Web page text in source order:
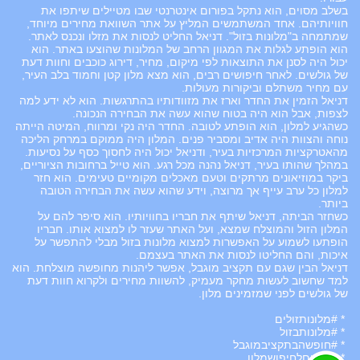
בשלב מסוים, הוא נתקל בפורום אינטרנטי שבו מטיילים שיתפו את
חוויותיהם. אחד המשתמשים המליץ על אתר השוואת מחירים מיוחד,
שמתמחה ב"מלונות בזול". דניאל החליט לנסות את מזלו ונכנס לאתר.
הוא הופתע לגלות את המגוון הרחב של המלונות שהוצעו באתר. הוא
יכול היה לסנן את התוצאות לפי מיקום, מחיר, דירוג כוכבים וחוות דעת
של גולשים. לאחר חיפושים רבים, הוא מצא מלון קטן וחמוד בלב העיר,
עם מחיר משתלם וביקורות מעולות.
דניאל הזמין את החדר וארז את מזוודותיו בהתרגשות. הוא לא ידע למה
לצפות, אבל הוא היה בטוח שהוא עשה את הבחירה הנכונה.
כשהגיע למלון, הוא הופתע לטובה. החדר היה נקי ומרווח, המיטה הייתה
נוחה והצוות היה אדיב ומסביר פנים. המלון היה ממוקם במרחק הליכה
מהאטרקציות המרכזיות בעיר, ודניאל יכול היה לחסוך כסף על נסיעות.
במהלך שהותו בעיר, דניאל נהנה מכל רגע. הוא טייל ברחובות הציוריים,
ביקר במוזיאונים מרתקים וטעם מאכלים מקומיים טעימים. הוא חזר
למלון כל ערב עייף אך מרוצה, וידע שהוא עשה את הבחירה הטובה
ביותר.
כשחזר הביתה, דניאל שיתף את חבריו בחוויותיו. הוא סיפר להם על
המלון הזול והמוצלח שמצא, ועל האתר שעזר לו למצוא אותו. חבריו
הופתעו לשמוע על האפשרות למצוא מלונות בזול מבלי להתפשר על
איכות, והם החליטו לנסות את האתר בעצמם.
דניאל הבין שגם עם תקציב מוגבל, אפשר ליהנות מחופשה מוצלחת. הוא
למד שחשוב לעשות מחקר מעמיק, להשוות מחירים ולקרוא חוות דעת
של גולשים לפני שמזמינים מלון.
* #מלונותזולים
* #מלונותבזול
* #חופשהבתקציבמוגבל